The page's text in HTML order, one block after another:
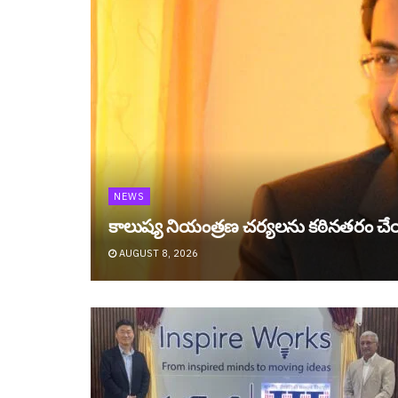
NEWS
కాలుష్య నియంత్రణ చర్యలను కఠినతరం
AUGUST 8, 2026